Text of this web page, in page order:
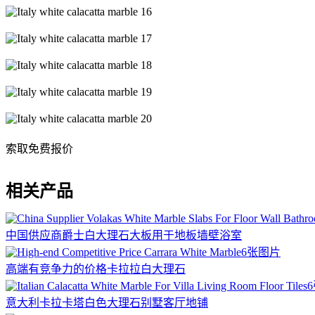
索取免费报价
相关产品
中国供应商爵士白大理石大板用于地板墙壁浴室
6张图片
高端有竞争力的价格卡拉拉白大理石
意大利卡拉卡塔白色大理石别墅客厅地铺